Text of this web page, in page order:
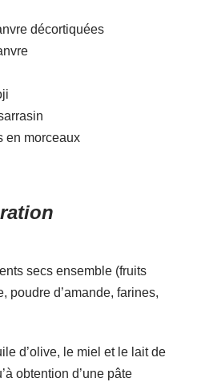
décortiquées
en morceaux
secs ensemble (fruits
poudre d’amande, farines,
d’olive, le miel et le lait de
obtention d’une pâte